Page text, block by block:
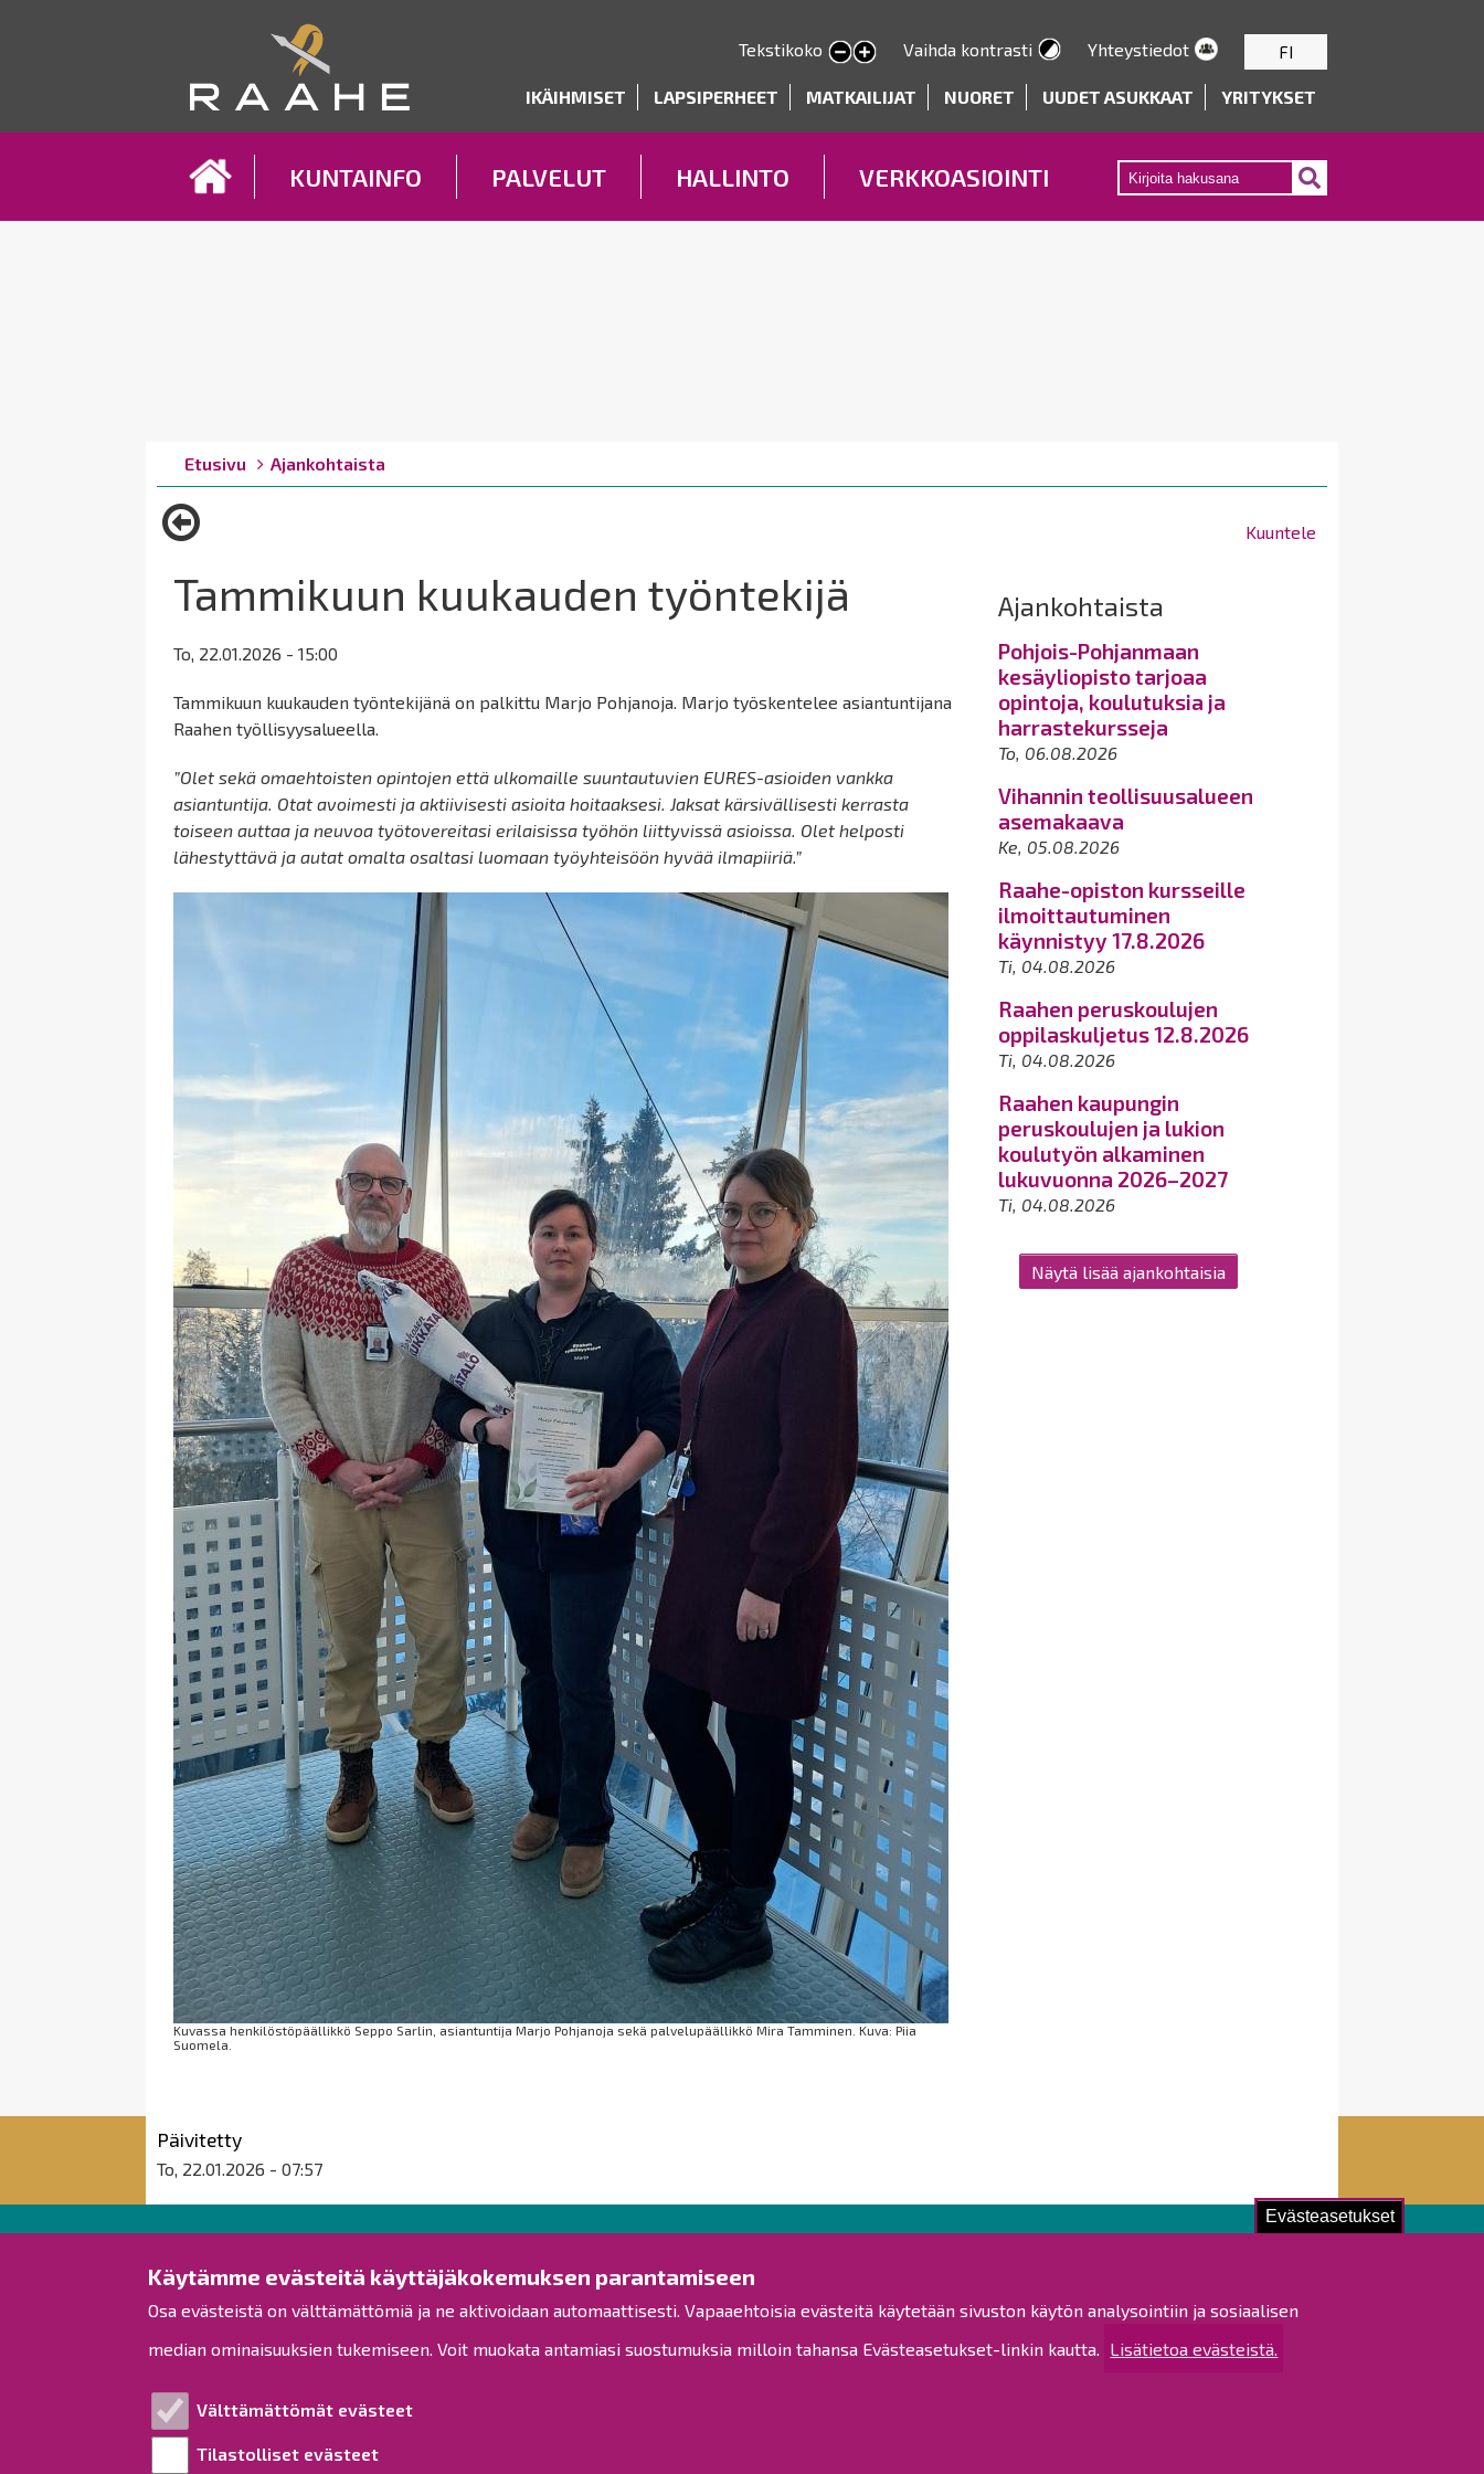
Evästeasetukset
Käytämme evästeitä käyttäjäkokemuksen parantamiseen
Osa evästeistä on välttämättömiä ja ne aktivoidaan automaattisesti. Vapaaehtoisia evästeitä käytetään sivuston käytön analysointiin ja sosiaalisen
median ominaisuuksien tukemiseen. Voit muokata antamiasi suostumuksia milloin tahansa Evästeasetukset-linkin kautta.
Lisätietoa evästeistä.
Välttämättömät evästeet
Tilastolliset evästeet
pääsisältöön
Tekstikoko
Pienennä tekstin kokoa
Suurenna tekstin kokoa Vaihda kontrasti Yhteystiedot FI
Kohderyhmät
IKÄIHMISET LAPSIPERHEET MATKAILIJAT NUORET UUDET ASUKKAAT YRITYKSET
KUNTAINFO PALVELUT HALLINTO VERKKOASIOINTI
Breadcrumbs
You
are
here:
Etusivu Ajankohtaista
Kuuntele
Tammikuun kuukauden työntekijä
To, 22.01.2026 - 15:00
Tammikuun kuukauden työntekijänä on palkittu Marjo Pohjanoja. Marjo työskentelee asiantuntijana
Raahen työllisyysalueella.
”Olet sekä omaehtoisten opintojen että ulkomaille suuntautuvien EURES-asioiden vankka
asiantuntija. Otat avoimesti ja aktiivisesti asioita hoitaaksesi. Jaksat kärsivällisesti kerrasta
toiseen auttaa ja neuvoa työtovereitasi erilaisissa työhön liittyvissä asioissa. Olet helposti
lähestyttävä ja autat omalta osaltasi luomaan työyhteisöön hyvää ilmapiiriä.”
Kuvassa henkilöstöpäällikkö Seppo Sarlin, asiantuntija Marjo Pohjanoja sekä palvelupäällikkö Mira Tamminen. Kuva: Piia
Suomela.
Ajankohtaista
Pohjois-Pohjanmaan
kesäyliopisto tarjoaa
opintoja, koulutuksia ja
harrastekursseja
To, 06.08.2026
Vihannin teollisuusalueen
asemakaava
Ke, 05.08.2026
Raahe-opiston kursseille
ilmoittautuminen
käynnistyy 17.8.2026
Ti, 04.08.2026
Raahen peruskoulujen
oppilaskuljetus 12.8.2026
Ti, 04.08.2026
Raahen kaupungin
peruskoulujen ja lukion
koulutyön alkaminen
lukuvuonna 2026–2027
Ti, 04.08.2026
Näytä lisää ajankohtaisia
Päivitetty
To, 22.01.2026 - 07:57
Raahen kaupunki
Rantakatu 50
92100 Raahe
kirjaamo@raahe.fi
Y-tunnus: 1791817-6
Ota yhteyttä!
Yleinen palaute
Toimipisteet
Esityslistat ja pöytäkirjat
Viranhaltijapäätökset